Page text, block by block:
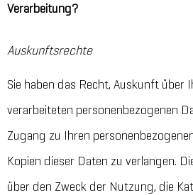
Verarbeitung?
Auskunftsrechte
Sie haben das Recht, Auskunft über
verarbeiteten personenbezogenen
Zugang zu Ihren
Kopien dieser Daten zu verlangen.
über den Zweck der Nutzung, die